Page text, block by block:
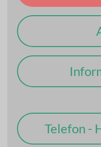
Telefon -